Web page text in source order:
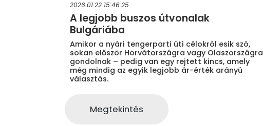
2026.01.22 15:46:25
A legjobb buszos útvonalak
Bulgáriába
Amikor a nyári tengerparti úti célokról esik szó,
sokan először Horvátországra vagy Olaszországra
gondolnak – pedig van egy rejtett kincs, amely
még mindig az egyik legjobb ár-érték arányú
választás.
Megtekintés